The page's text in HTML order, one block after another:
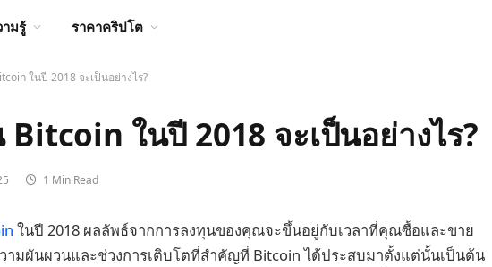
มรู้ ราคาคริปโต
ในปี 2018 จะเป็นอย่างไร?
ในปี 2018 จะเป็นอย่างไร?
1 Min Read
ในปี 2018 ผลลัพธ์จากการลงทุนของคุณจะขึ้นอยู่กับเวลาที่คุณซื้อและขาย
ามผันผวนและช่วงการเติบโตที่สำคัญที่ Bitcoin ได้ประสบมาตั้งแต่นั้นเป็นต้น